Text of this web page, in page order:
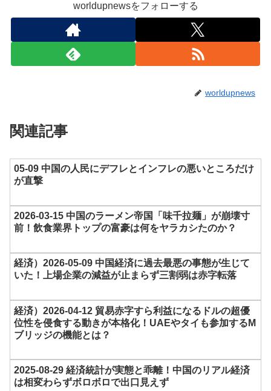
worldupnewsをフォローする
worldupnews
関連記事
05-09 中国の人民にデフレとインフレの悪いところだけ
が直撃
2026-03-15 中国のラーメン帝国「味千拉麺」が崩壊寸
前！飲食業界トップの富豪は何をヤラカシたのか？
経済）2026-05-09 中国経済に過去最悪の事態が生じて
いた！上場企業の減益が止まらず三割弱は赤字転落
経済）2026-04-12 貿易赤字すら利益になるドルの超優
位性を侵食する動きが本格化！UAEやタイも参加するM
ブリッジの機能とは？
2025-08-29 経済統計が実態と乖離！中国のリアル経済
は相変わらずボロボロで出口見えず